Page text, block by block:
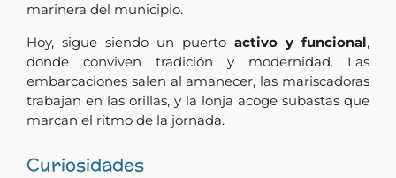
marinera del municipio.
Hoy, sigue siendo un puerto activo y funcional,
donde conviven tradición y modernidad. Las
embarcaciones salen al amanecer, las mariscadoras
trabajan en las orillas, y la lonja acoge subastas que
marcan el ritmo de la jornada.
Curiosidades